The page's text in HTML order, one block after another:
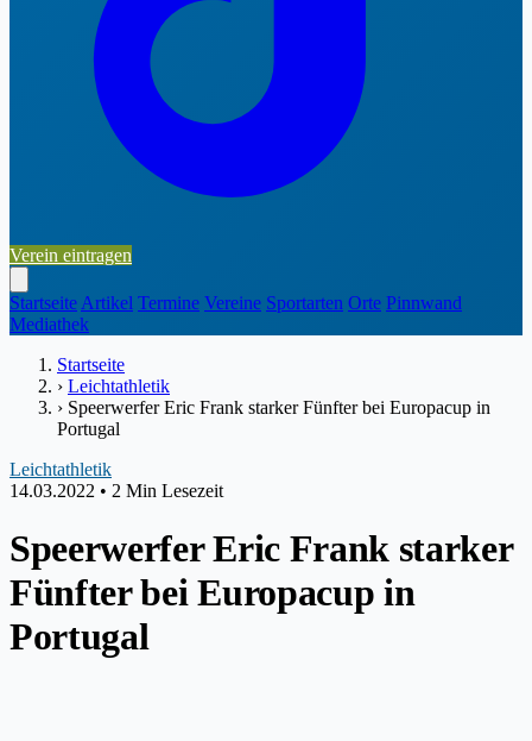
Verein eintragen
Startseite Artikel Termine Vereine Sportarten Orte Pinnwand
Mediathek
Startseite
› Leichtathletik
› Speerwerfer Eric Frank starker Fünfter bei Europacup in
Portugal
Leichtathletik
14.03.2022 • 2 Min Lesezeit
Speerwerfer Eric Frank starker
Fünfter bei Europacup in
Portugal